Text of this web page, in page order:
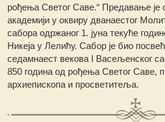
рођења Светог Саве.“ Предавање је
академији у оквиру дванаестог
сабора одржаног 1. јуна текуће
Никеја у Лелићу. Сабор је био
седамнаест векова I Васељенског
850 година од рођења Светог Саве,
архиепископа и просветитеља.